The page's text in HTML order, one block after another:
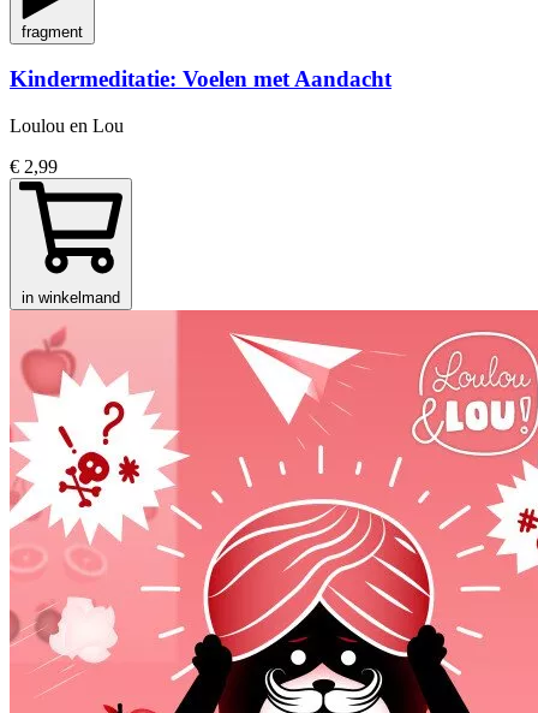
fragment
Kindermeditatie: Voelen met Aandacht
Loulou en Lou
€ 2,99
in winkelmand